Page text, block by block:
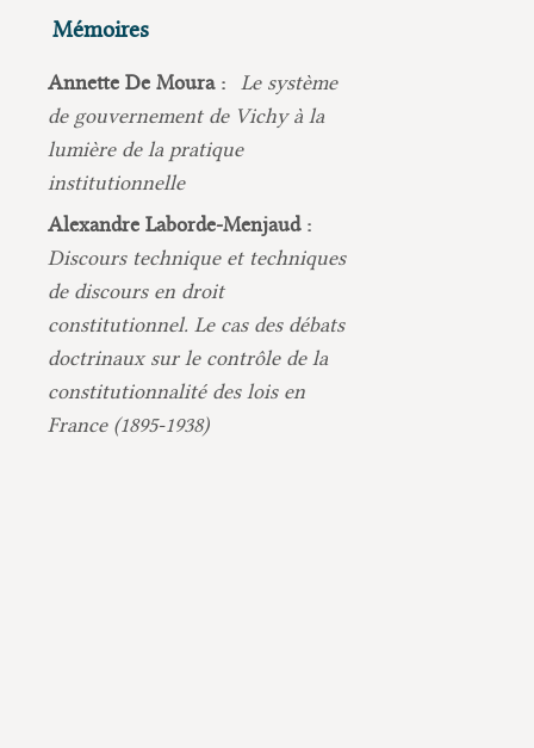
Mémoires
Annette De Moura :
Le système
de gouvernement de Vichy à la
lumière de la pratique
institutionnelle
Alexandre Laborde-Menjaud :
Discours technique et techniques
de discours en droit
constitutionnel. Le cas des débats
doctrinaux sur le contrôle de la
constitutionnalité des lois en
France (1895-1938)